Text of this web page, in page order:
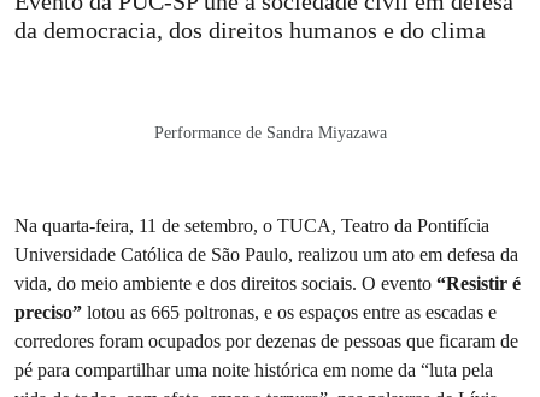
da democracia, dos direitos humanos e do clima
Performance de Sandra Miyazawa
Na quarta-feira, 11 de setembro, o TUCA, Teatro da Pontifícia
Universidade Católica de São Paulo, realizou um ato em defesa da
vida, do meio ambiente e dos direitos sociais. O evento “Resistir é
preciso” lotou as 665 poltronas, e os espaços entre as escadas e
corredores foram ocupados por dezenas de pessoas que ficaram de
pé para compartilhar uma noite histórica em nome da “luta pela